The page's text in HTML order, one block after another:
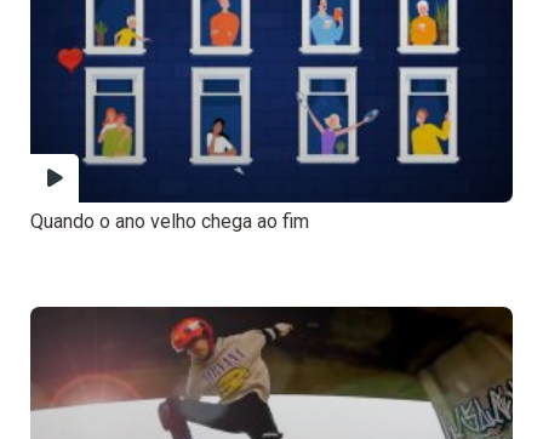
Quando o ano velho chega ao fim